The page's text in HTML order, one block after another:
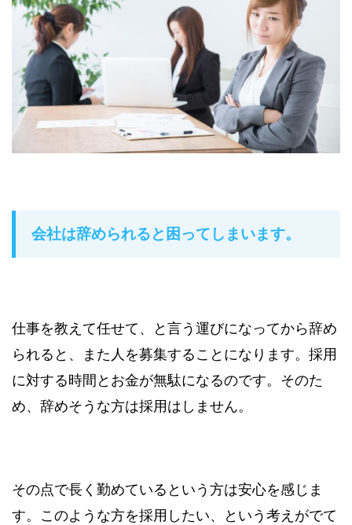
会社は辞められると困ってしまいます。
仕事を教えて任せて、と言う運びになってから辞め
られると、また人を募集することになります。採用
に対する時間とお金が無駄になるのです。そのた
め、辞めそうな方は採用はしません。
その点で長く勤めているという方は安心を感じま
す。このような方を採用したい、という考えがでて